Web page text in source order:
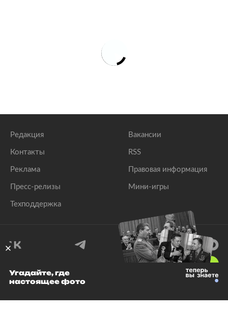
Редакция
Контакты
Реклама
Пресс-релизы
Техподдержка
Вакансии
RSS
Правовая информация
Мини-игры
© 1999–2026 Все права защищены.
Угадайте, где
настоящее фото